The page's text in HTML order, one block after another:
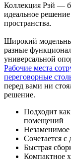
Коллекция Рэй —
идеальное
пространства.
Широкий
разные
универсальной
Рабочие места
переговорные
перед вами ни
решение.
Подходит
помещений
Незаменимое
Сочетается
Быстрая
Компактное